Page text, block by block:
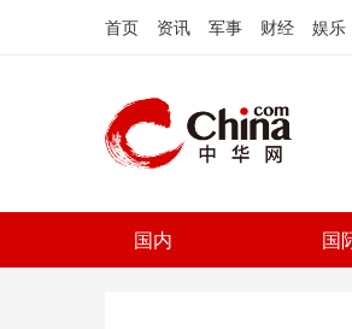
首页 资讯 军事 财经 娱乐
国内 国